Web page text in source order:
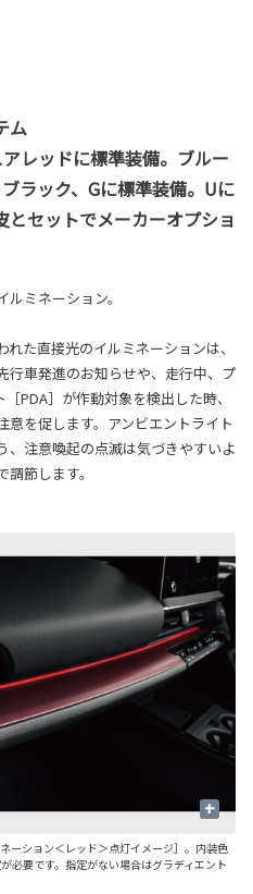
ム
レッドに標準装備。ブルー
ラック、Gに標準装備。Uに
セットでメーカーオプショ
ミネーション。
た直接光のイルミネーションは、
行車発進のお知らせや、走行中、プ
PDA］が作動対象を検出した時、
を促します。アンビエントライト
、注意喚起の点滅は気づきやすいよ
節します。
+
ーション＜レッド＞点灯イメージ］。内装色
必要です。指定がない場合はグラディエント